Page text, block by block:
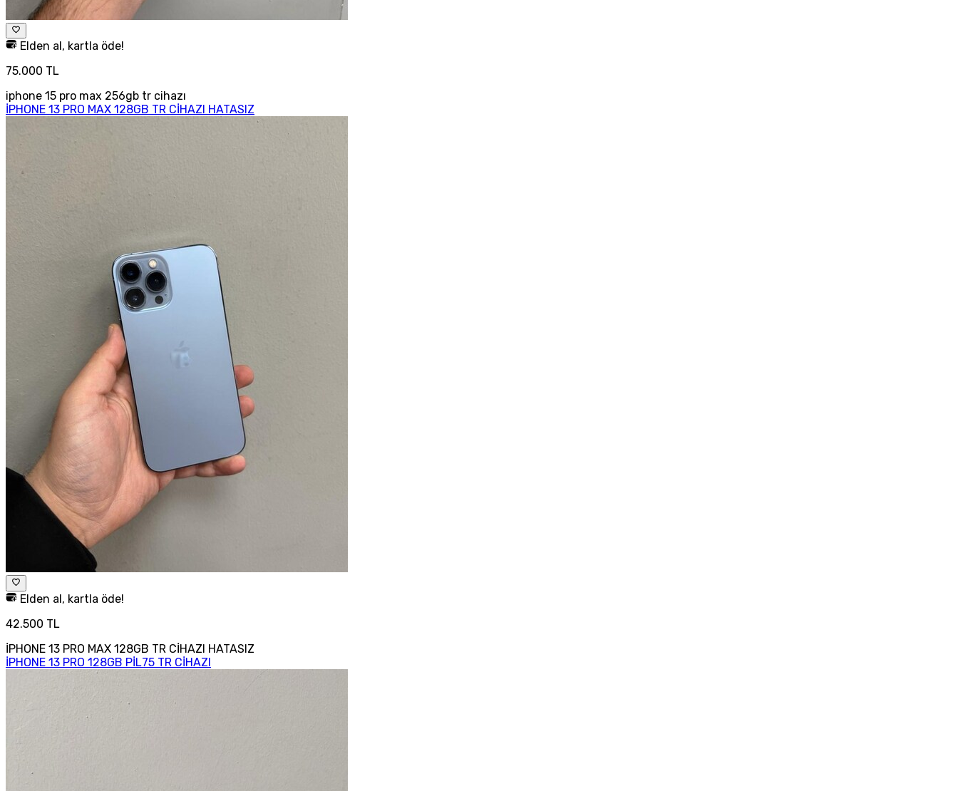
Elden al, kartla öde!
75.000 TL
iphone 15 pro max 256gb tr cihazı
İPHONE 13 PRO MAX 128GB TR CİHAZI HATASIZ
Elden al, kartla öde!
42.500 TL
İPHONE 13 PRO MAX 128GB TR CİHAZI HATASIZ
İPHONE 13 PRO 128GB PİL75 TR CİHAZI